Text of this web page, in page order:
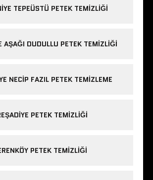
TEPEÜSTÜ PETEK TEMIZLIĞI
AŞAĞI DUDULLU PETEK TEMIZLIĞI
NECIP FAZIL PETEK TEMIZLEME
PETEK TEMIZLIĞI
PETEK TEMIZLIĞI